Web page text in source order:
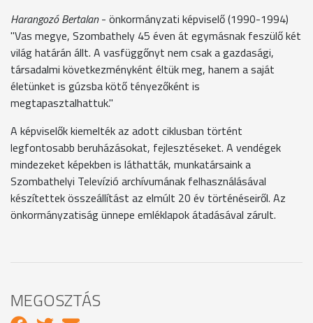
Harangozó Bertalan- önkormányzati képviselő (1990-1994)
"Vas megye, Szombathely 45 éven át egymásnak feszülő két
világ határán állt. A vasfüggőnyt nem csak a gazdasági,
társadalmi következményként éltük meg, hanem a saját
életünket is gúzsba kötő tényezőként is
megtapasztalhattuk."
A képviselők kiemelték az adott ciklusban történt
legfontosabb beruházásokat, fejlesztéseket. A vendégek
mindezeket képekben is láthatták, munkatársaink a
Szombathelyi Televízió archívumának felhasználásával
készítettek összeállítást az elmúlt 20 év történéseiről. Az
önkormányzatiság ünnepe emléklapok átadásával zárult.
MEGOSZTÁS